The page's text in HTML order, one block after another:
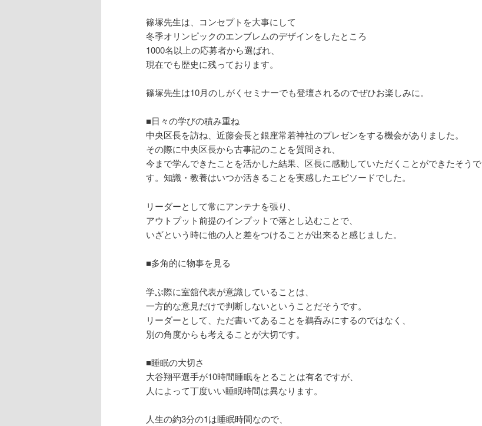
篠塚先生は、コンセプトを大事にして
冬季オリンピックのエンブレムのデザインをしたところ
1000名以上の応募者から選ばれ、
現在でも歴史に残っております。
篠塚先生は10月のしがくセミナーでも登壇されるのでぜひお楽しみに。
■日々の学びの積み重ね
中央区長を訪ね、近藤会長と銀座常若神社のプレゼンをする機会がありました。
その際に中央区長から古事記のことを質問され、
今まで学んできたことを活かした結果、区長に感動していただくことができたそうで
す。知識・教養はいつか活きることを実感したエピソードでした。
リーダーとして常にアンテナを張り、
アウトプット前提のインプットで落とし込むことで、
いざという時に他の人と差をつけることが出来ると感じました。
■多角的に物事を見る
学ぶ際に室舘代表が意識していることは、
一方的な意見だけで判断しないということだそうです。
リーダーとして、ただ書いてあることを鵜呑みにするのではなく、
別の角度からも考えることが大切です。
■睡眠の大切さ
大谷翔平選手が10時間睡眠をとることは有名ですが、
人によって丁度いい睡眠時間は異なります。
人生の約3分の1は睡眠時間なので、